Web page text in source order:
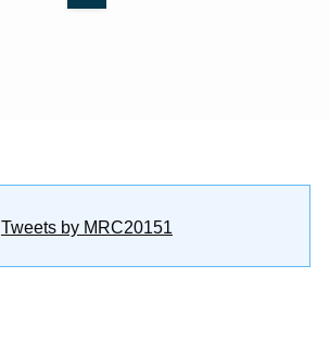
Tweets by MRC20151